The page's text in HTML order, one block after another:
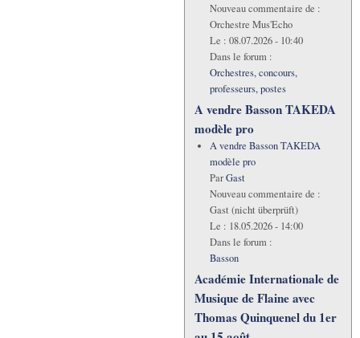
Nouveau commentaire de :
Orchestre Mus'Echo
Le : 08.07.2026 - 10:40
Dans le forum :
Orchestres, concours,
professeurs, postes
A vendre Basson TAKEDA
modèle pro
A vendre Basson TAKEDA
modèle pro
ParGast
Nouveau commentaire de :
Gast (nicht überprüft)
Le : 18.05.2026 - 14:00
Dans le forum :
Basson
Académie Internationale de
Musique de Flaine avec
Thomas Quinquenel du 1er